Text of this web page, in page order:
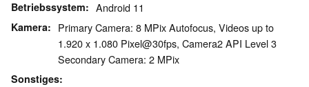
Betriebssystem Android 11
Kamera
Primary Camera: 8 MPix Autofocus, Videos up to
1.920 x 1.080 Pixel@30fps, Camera2 API Level 3
Secondary Camera: 2 MPix
Sonstiges